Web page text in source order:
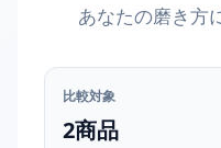
あなたの磨き方
比較対象
2商品